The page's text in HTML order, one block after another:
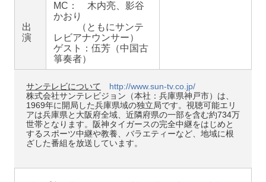
出
演
MC： 木内亮、影谷
かおり
（ともにサンテ
レビアナウンサー）
ゲスト：伍芳（中国古
箏奏者）
サンテレビについて
http://www.sun-tv.co.jp/
株式会社サンテレビジョン（本社：兵庫県神戸市）は、
1969年に開局した兵庫県域の独立局です。視聴可能エリ
アは兵庫県と大阪府全域、近隣府県の一部を含む約734万
世帯となります。阪神タイガースの完全中継をはじめと
するスポーツ中継や教養、バラエティーなど、地域に根
ざした番組を放送しています。